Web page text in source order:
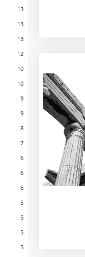
13
13
13
12
10
10
9
9
8
7
6
6
6
5
5
5
5